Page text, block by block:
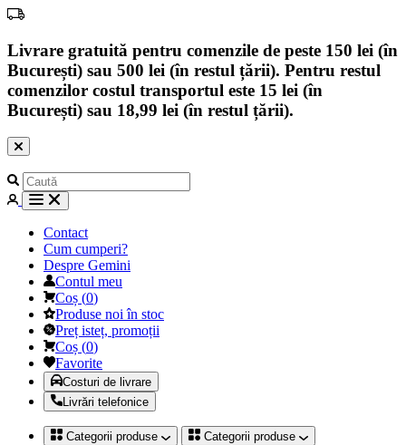
Livrare gratuită pentru comenzile de peste 150 lei (în
București) sau 500 lei (în restul țării). Pentru restul
comenzilor costul transportul este 15 lei (în
București) sau 18,99 lei (în restul țării).
Contact
Cum cumperi?
Despre Gemini
Contul meu
Coș (0)
Produse noi în stoc
Preț isteț, promoții
Coș (0)
Favorite
Costuri de livrare
Livrări telefonice
Categorii produse Categorii produse